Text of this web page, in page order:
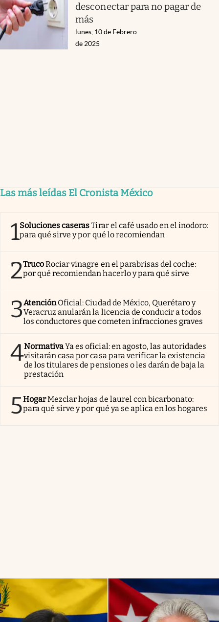
desconectar para no pagar de
más
lunes, 10 de Febrero
de 2025
Las más leídas El Cronista México
1Soluciones caserasTirar el café usado en el inodoro:
para qué sirve y por qué lo recomiendan
2TrucoRociar vinagre en el parabrisas del coche:
por qué recomiendan hacerlo y para qué sirve
3AtenciónOficial: Ciudad de México, Querétaro y
Veracruz anularán la licencia de conducir a todos
los conductores que cometen infracciones graves
4NormativaYa es oficial: en agosto, las autoridades
visitarán casa por casa para verificar la existencia
de los titulares de pensiones o les darán de baja la
prestación
5HogarMezclar hojas de laurel con bicarbonato:
para qué sirve y por qué ya se aplica en los hogares